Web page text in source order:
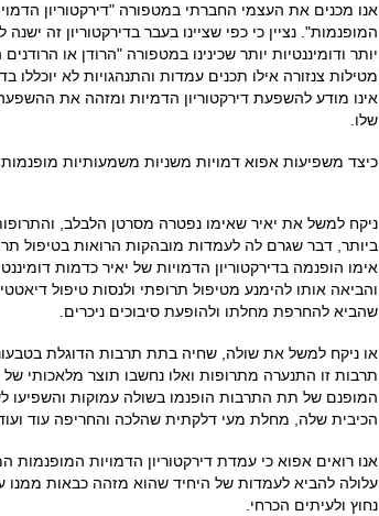
אנו מכנים את העצמי החברתי במטפורה "דירקטוריון
המופנמות". נציין כי כפי שציינו בעבר בדירקטוריון זה
יותר ודומיננטיות יותר שכינינו במטפורה "הרודן או
מטילות צנזורה אילו תכנים עמדות והתנהגויות לא יוכללו
אינו מודע להשפעת דירקטוריון הדמיות ומזהה את
שלו.
כיצד משפיעות אפוא דמויות משניות משמעותיות
ניקח למשל את יאיר שאימו נפטרה מסרטן הלבלב,
ביותר, דבר שגרם לה לעמדות מובהקות הרואות בטיפול
אימו הופנמה בדירקטוריון הדמויות של יאיר כדמות
והביאה אותו להימנע מטיפול תרופתי ולנסות טיפול
שהביא להחרפת מחלתו ולהופעת סיבוכים ניכרים.
או ניקח למשל את שולה, שחיה בתת תרבות הדוגלת
תרבות זו התנערה מתרופות ואלו נחשבו תוצר מלאכותי
המופנם של תת התרבות הופנמו בשולה עמוקות והשפיעו
הכיבית שלה, מחלת מעי דלקתית שהלכה והחריפה עוד ועוד
אנו רואים אפוא כי עמדת דירקטוריון הדמויות המופנמות
עלולה להביא לעמדות של היחיד שהוא מזהה כבאות ממנו
נחוץ ולעיתים הכרחי.